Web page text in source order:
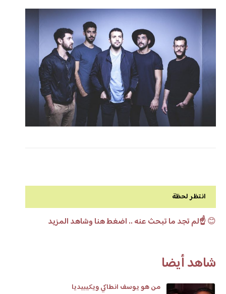
انتظر لحظة
😊☝️لم تجد ما تبحث عنه .. اضغط هنا وشاهد المزيد
شاهد أيضا
من هو يوسف انطاكي ويكيبيديا